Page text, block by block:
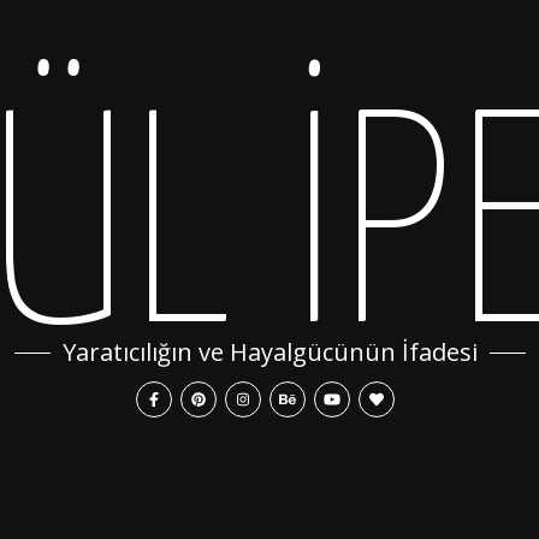
Yaratıcılığın ve Hayalgücünün İfadesi